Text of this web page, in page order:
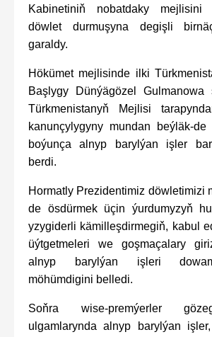
Kabinetiniň nobatdaky mejlisini
döwlet durmuşyna degişli
garaldy.
Hökümet mejlisinde ilki
Başlygy Dünýägözel Gulmanowa
Türkmenistanyň Mejlisi
kanunçylygyny mundan beýläk-de
boýunça alnyp barylýan işler
berdi.
Hormatly Prezidentimiz döwletimizi
de ösdürmek üçin ýurdumyzyň
yzygiderli kämilleşdirmegiň, kabul
üýtgetmeleri we goşmaçalary
alnyp barylýan işleri
möhümdigini belledi.
Soňra wise-premýerler­
ulgamlarynda aln­yp barylýan